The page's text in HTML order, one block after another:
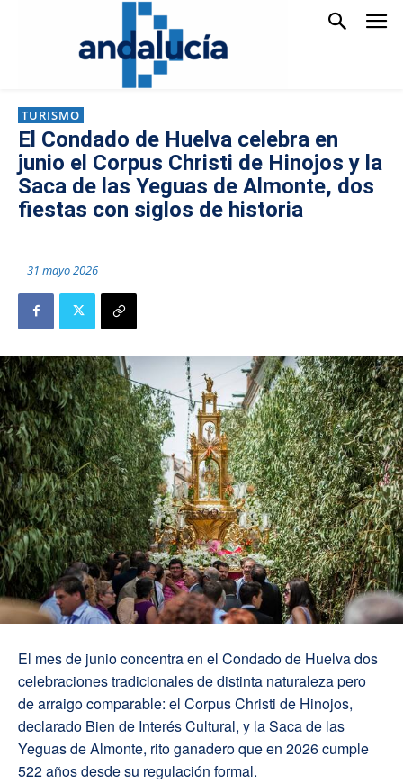
TURISMO
El Condado de Huelva celebra en
junio el Corpus Christi de Hinojos y la
Saca de las Yeguas de Almonte, dos
fiestas con siglos de historia
31 mayo 2026
El mes de junio concentra en el Condado de Huelva dos
celebraciones tradicionales de distinta naturaleza pero
de arraigo comparable: el Corpus Christi de Hinojos,
declarado Bien de Interés Cultural, y la Saca de las
Yeguas de Almonte, rito ganadero que en 2026 cumple
522 años desde su regulación formal.